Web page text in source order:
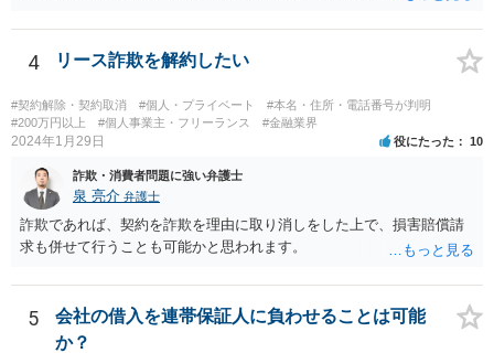
りません。会社が貴方に損害賠償請求をするには、在職中の管理監督
義務違反、引継ぎの不備、不正の兆候を知りながら放置したことな
ど、具体的な義務違反と損害との因果関係を主張・立証する必要があ
ります。なお、在職中から会計処理や現金管理の不自然さを認識して
いた、部下に過度な権限を与えたまま放置していた、退職時に重要な
情報を引き継がなかった等の事情があれば、会社から問題視される可
能性はあるでしょう。 対応としては、まず会社から何を求められてい
るのかを明確にすることが重要です。謝罪、調査協力、金銭負担、始
末書提出など、求められている内容によって対応は異なります。不用
意に責任を認める文書を作成したり、損害負担を約束したりすること
は避けるべきです。一方で、在職中の業務内容、権限分掌、引継ぎ資
いる場合には、会社とのやり取りを保存し、弁護士に相談したうえで
対応なさった方がよいでしょう。
4 リース詐欺を解約したい
#契約解除・契約取消 #個人・プライベート
#本名・住所・電話番号が判明
#200万円以上
#個人事業主・フリーランス #金融業界
2024年1月29日 役にたった 10
詐欺・消費者問題に強い弁護士
泉 亮介 弁護士
詐欺であれば、契約を詐欺を理由に取り消しをした上で、損害賠償請
求も併せて行うことも可能かと思われます。
5
会社の借入を連帯保証人に負わせることは可能
か？